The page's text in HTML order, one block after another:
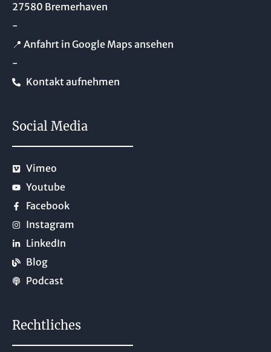
27580 Bremerhaven
-
📍 Anfahrt in Google Maps ansehen
-
Kontakt aufnehmen
Social Media
Vimeo
Youtube
Facebook
Instagram
LinkedIn
Blog
Podcast
Rechtliches